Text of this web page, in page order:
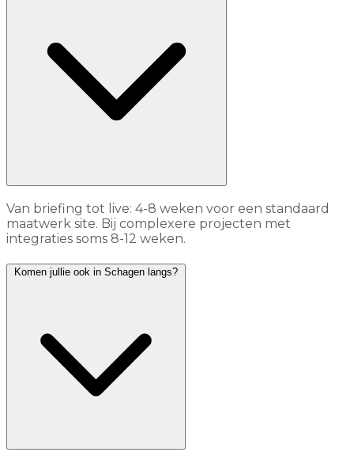
Van briefing tot live: 4-8 weken voor een standaard
maatwerk site. Bij complexere projecten met
integraties soms 8-12 weken.
Komen jullie ook in Schagen langs?